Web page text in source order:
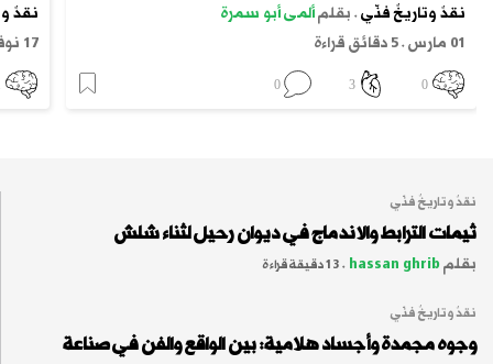
نقدٌ وتاريخٌ فنّي.بقلمألمى أبو سمرة
01 مارس
.5 دقائق قراءة
0
3
0
نقدٌ
17 نوفمبر
نقدٌ وتاريخٌ فنّي
ثيمات الترابط والاندماج في ديوان رحيل لثناء شلش
بقلمhassan ghrib
.13 دقيقة قراءة
نقدٌ وتاريخٌ فنّي
وجوه مجمدة وأجساد هلامية: بين الواقع والفن في صناعة